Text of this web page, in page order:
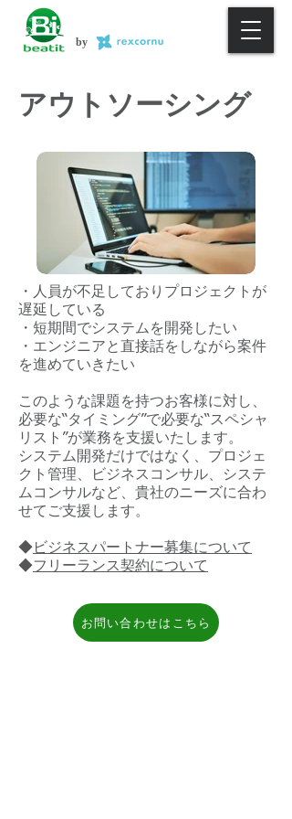
by
アウトソーシング
・人員が不足しておりプロジェクトが
遅延している
・短期間でシステムを開発したい
・エンジニアと直接話をしながら案件
を進めていきたい
このような課題を持つお客様に対し、
必要な“タイミング”で必要な“スペシャ
リスト”が業務を支援いたします。
システム開発だけではなく、プロジェ
クト管理、ビジネスコンサル、システ
ムコンサルなど、貴社のニーズに合わ
せてご支援します。
◆ ビジネスパートナー募集について
◆フリーランス契約について
お問い合わせはこちら